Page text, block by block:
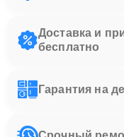
Доставка и
бесплатно
Гарантия на